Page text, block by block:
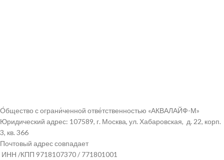
О́бщество с ограни́ченной отве́тственностью «АКВАЛАЙФ-М»
Юридический адрес: 107589, г. Москва, ул. Хабаровская, д. 22, корп.
3, кв. 366
Почтовый адрес совпадает
ИНН /КПП 9718107370/ 771801001